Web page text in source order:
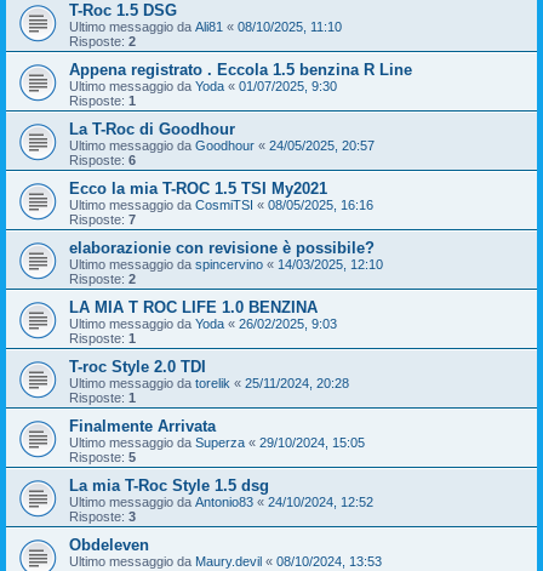
T-Roc 1.5 DSG
Ultimo messaggio da Ali81 « 08/10/2025, 11:10
Risposte: 2
Appena registrato . Eccola 1.5 benzina R Line
Ultimo messaggio da Yoda « 01/07/2025, 9:30
Risposte: 1
La T-Roc di Goodhour
Ultimo messaggio da Goodhour « 24/05/2025, 20:57
Risposte: 6
Ecco la mia T-ROC 1.5 TSI My2021
Ultimo messaggio da CosmiTSI « 08/05/2025, 16:16
Risposte: 7
elaborazionie con revisione è possibile?
Ultimo messaggio da spincervino « 14/03/2025, 12:10
Risposte: 2
LA MIA T ROC LIFE 1.0 BENZINA
Ultimo messaggio da Yoda « 26/02/2025, 9:03
Risposte: 1
T-roc Style 2.0 TDI
Ultimo messaggio da torelik « 25/11/2024, 20:28
Risposte: 1
Finalmente Arrivata
Ultimo messaggio da Superza « 29/10/2024, 15:05
Risposte: 5
La mia T-Roc Style 1.5 dsg
Ultimo messaggio da Antonio83 « 24/10/2024, 12:52
Risposte: 3
Obdeleven
Ultimo messaggio da Maury.devil « 08/10/2024, 13:53